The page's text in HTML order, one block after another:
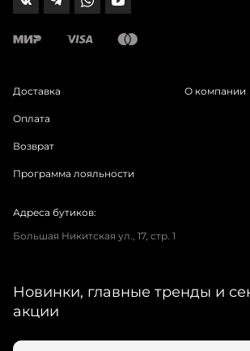
Доставка
Оплата
Возврат
Программа лояльности
О компании
Адреса бутиков:
Большая Никитская ул., 17, стр. 1
Новинки, главные тренды и
акции